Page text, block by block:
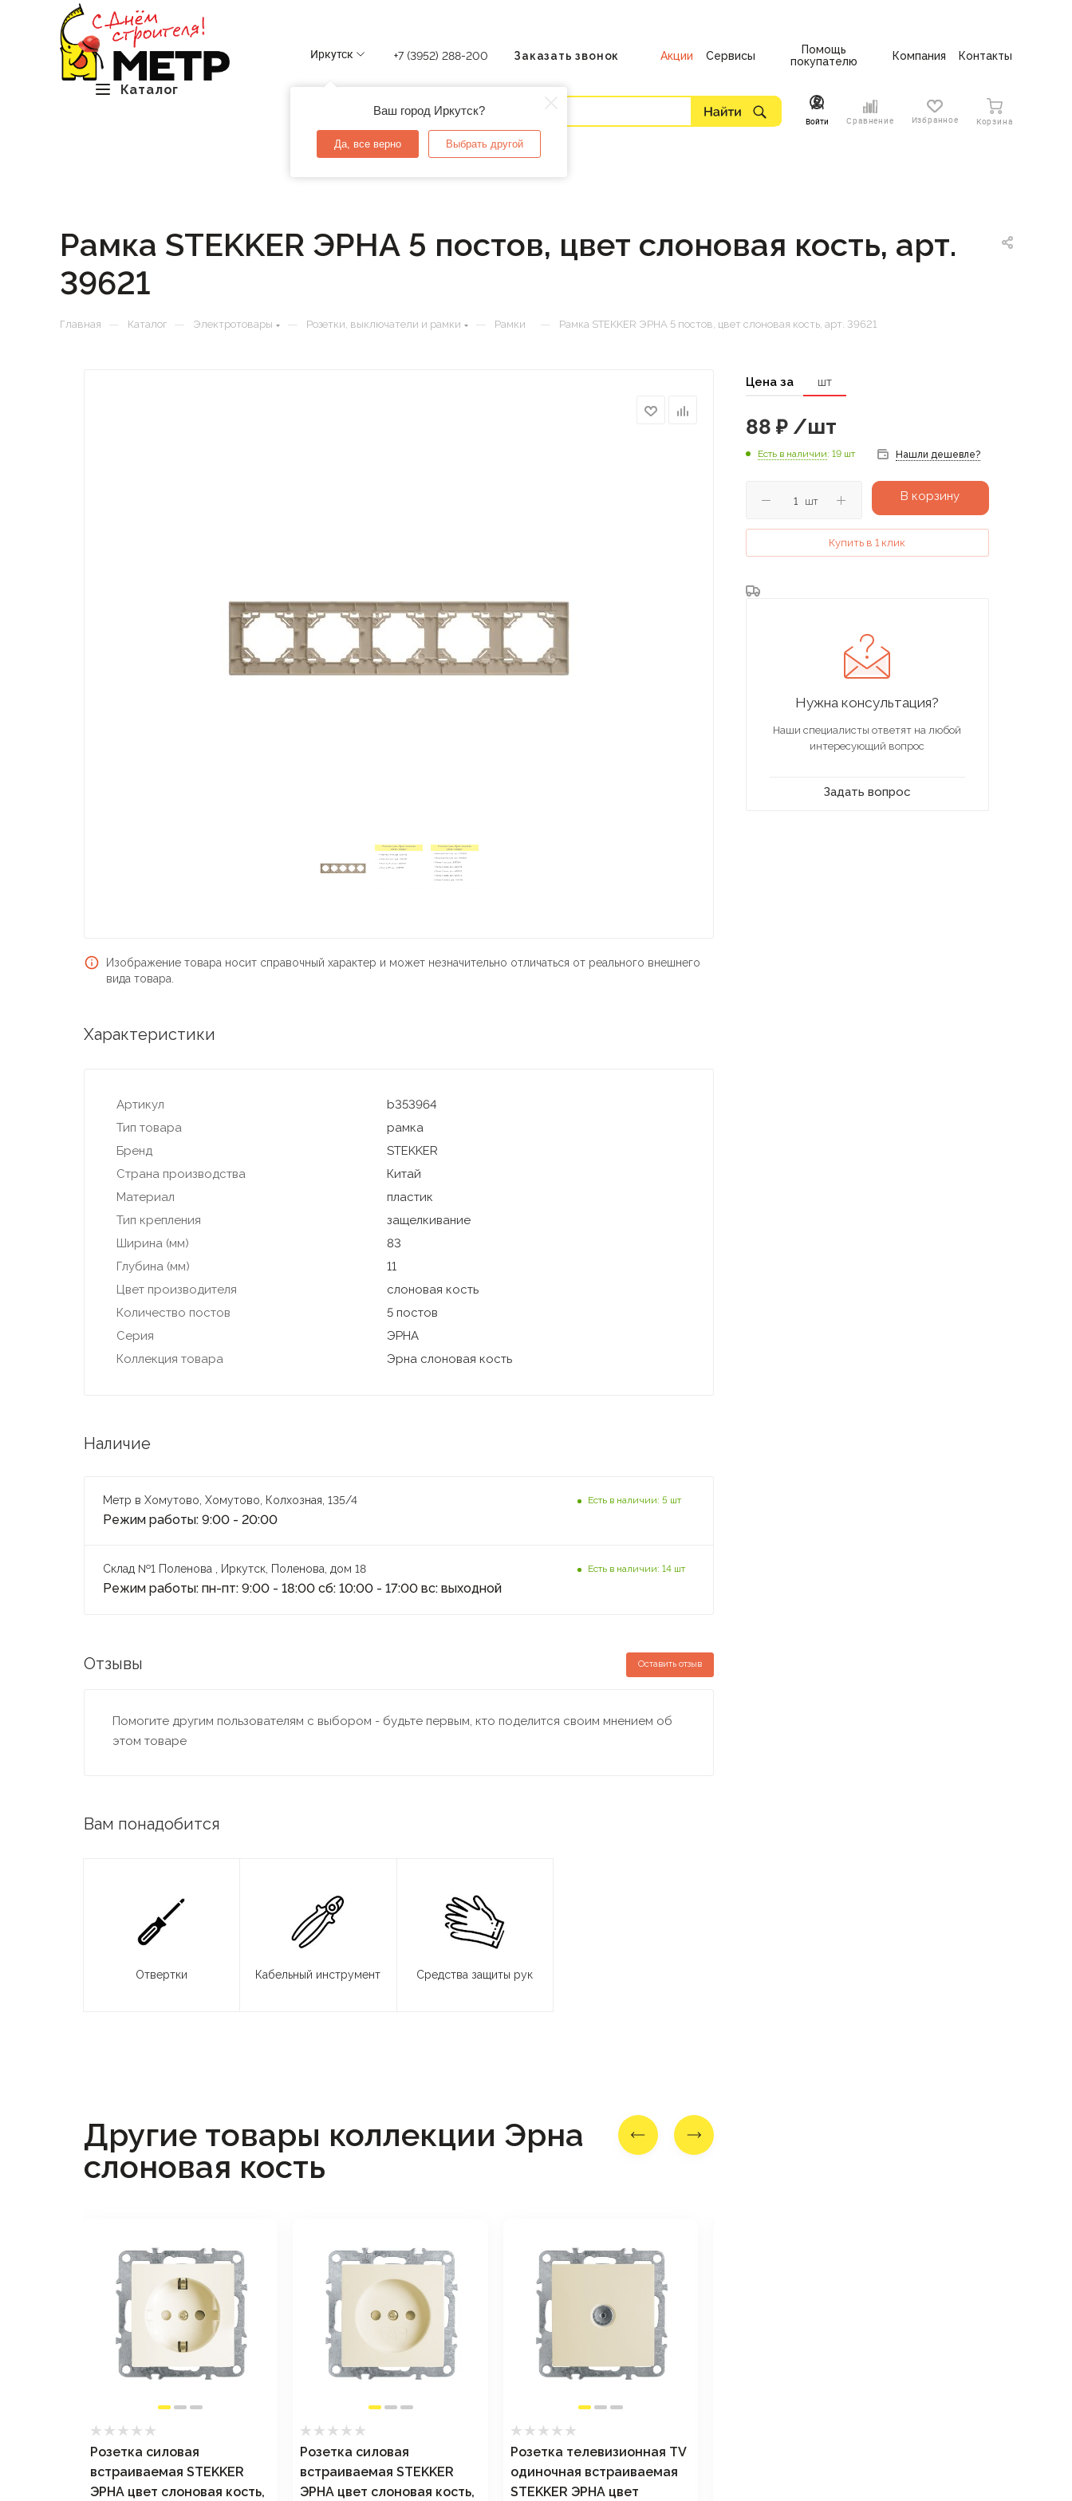
Каталог
Иркутск
Ваш город Иркутск?
Да, все верно Выбрать другой
+7 (3952) 288-200 Заказать звонок Акции Сервисы
Помощь
покупателю
Компания Контакты
Войти Сравнение Избранное Корзина
Рамка STEKKER ЭРНА 5 постов, цвет слоновая кость, арт.
39621
Главная — Каталог — Электротовары — Розетки, выключатели и рамки — Рамки — Рамка STEKKER ЭРНА 5 постов, цвет слоновая кость, арт. 39621
Изображение товара носит справочный характер и может незначительно отличаться от реального внешнего
вида товара.
Характеристики
Артикул
b353964
Тип товара
рамка
Бренд
STEKKER
Страна производства
Китай
Материал
пластик
Тип крепления
защелкивание
Ширина (мм)
83
Глубина (мм)
11
Цвет производителя
слоновая кость
Количество постов
5 постов
Серия
ЭРНА
Коллекция товара
Эрна слоновая кость
Наличие
Метр в Хомутово, Хомутово, Колхозная, 135/4
Режим работы: 9:00 - 20:00
Есть в наличии: 5 шт
Склад №1 Поленова , Иркутск, Поленова, дом 18
Режим работы: пн-пт: 9:00 - 18:00 сб: 10:00 - 17:00 вс: выходной
Есть в наличии: 14 шт
Отзывы Оставить отзыв
Помогите другим пользователям с выбором - будьте первым, кто поделится своим мнением об
этом товаре
Вам понадобится
Отвертки Кабельный инструмент Средства защиты рук
Другие товары коллекции Эрна
слоновая кость
Розетка силовая
встраиваемая STEKKER
ЭРНА цвет слоновая кость,
Розетка силовая
встраиваемая STEKKER
ЭРНА цвет слоновая кость,
Розетка телевизионная TV
одиночная встраиваемая
STEKKER ЭРНА цвет
Цена за шт
88 ₽/шт
Есть в наличии: 19 шт Нашли дешевле?
шт В корзину
Купить в 1 клик
Нужна консультация?
Наши специалисты ответят на любой
интересующий вопрос
Задать вопрос